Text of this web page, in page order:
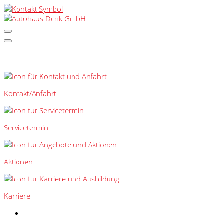
Kontakt/Anfahrt
Servicetermin
Aktionen
Karriere